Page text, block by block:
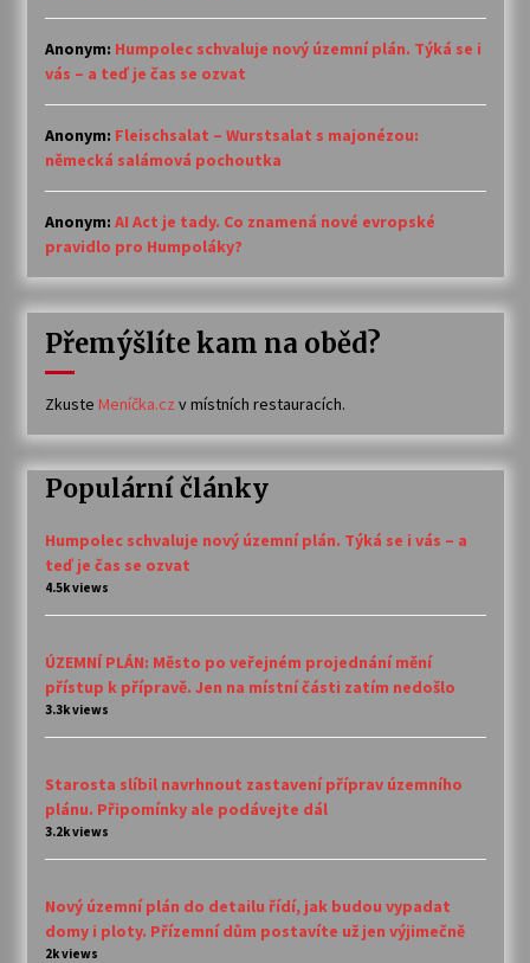
Anonym: Humpolec schvaluje nový územní plán. Týká se i
vás – a teď je čas se ozvat
Anonym: Fleischsalat – Wurstsalat s majonézou:
německá salámová pochoutka
Anonym: AI Act je tady. Co znamená nové evropské
pravidlo pro Humpoláky?
Přemýšlíte kam na oběd?
Zkuste Meníčka.cz v místních restauracích.
Populární články
Humpolec schvaluje nový územní plán. Týká se i vás – a
teď je čas se ozvat
4.5k views
ÚZEMNÍ PLÁN: Město po veřejném projednání mění
přístup k přípravě. Jen na místní části zatím nedošlo
3.3k views
Starosta slíbil navrhnout zastavení příprav územního
plánu. Připomínky ale podávejte dál
3.2k views
Nový územní plán do detailu řídí, jak budou vypadat
domy i ploty. Přízemní dům postavíte už jen výjimečně
2k views